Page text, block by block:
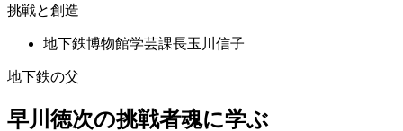
挑戦と創造
地下鉄博物館学芸課長玉川信子
地下鉄の父
早川徳次の挑戦者魂に学ぶ